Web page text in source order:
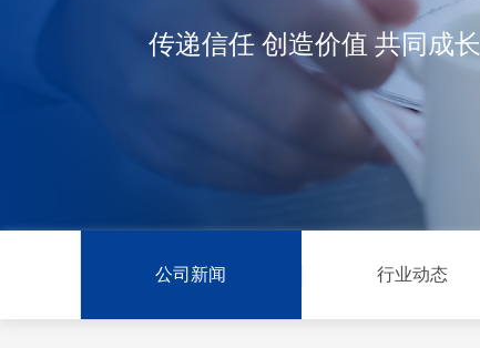
传递信任 创造价值 共同成长
公司新闻 行业动态